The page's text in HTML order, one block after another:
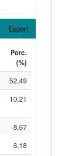
Export
Perc.
(%)
52,49
10,21
8,67
6,18